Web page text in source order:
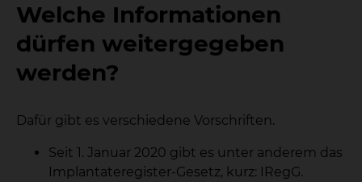
Welche Informationen
dürfen weitergegeben
werden?
Dafür gibt es verschiedene Vorschriften.
Seit 1. Januar 2020 gibt es unter anderem das
Implantateregister-Gesetz, kurz: IRegG.